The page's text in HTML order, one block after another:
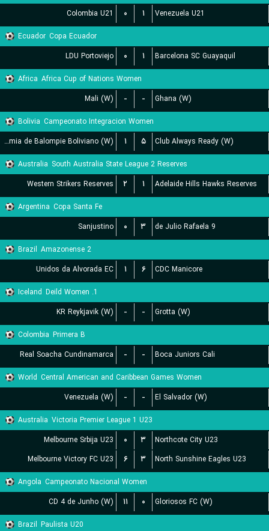
Colombia U21
۰ ۱
Venezuela U21
Ecuador Copa Ecuador
LDU Portoviejo
۰ ۱
Barcelona SC Guayaquil
Africa Africa Cup of Nations Women
Mali (W)
- -
Ghana (W)
Bolivia Campeonato Integracion Women
Academia de Balompie Boliviano (W)
۱ ۵
Club Always Ready (W)
Australia South Australia State League 2 Reserves
Western Strikers Reserves
۲ ۱
Adelaide Hills Hawks Reserves
Argentina Copa Santa Fe
Sanjustino
۰ ۳
9 de Julio Rafaela
Brazil Amazonense 2
Unidos da Alvorada EC
۱ ۶
CDC Manicore
Iceland
1. Deild Women
KR Reykjavik (W)
- -
Grotta (W)
Colombia Primera B
Real Soacha Cundinamarca
- -
Boca Juniors Cali
World Central American and Caribbean Games Women
Venezuela (W)
- -
El Salvador (W)
Australia Victoria Premier League 1 U23
Melbourne Srbija U23
۰ ۳
Northcote City U23
Melbourne Victory FC U23
۶ ۳
North Sunshine Eagles U23
Angola Campeonato Nacional Women
CD 4 de Junho (W)
۱۱ ۰
Gloriosos FC (W)
Brazil Paulista U20